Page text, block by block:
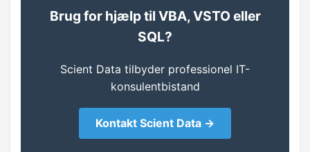
Find data
Brug for hjælp til VBA, VSTO eller
SQL?
Scient Data tilbyder professionel IT-
konsulentbistand
Kontakt Scient Data →